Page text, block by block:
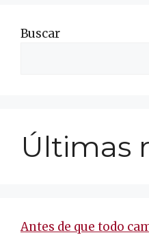
Buscar
Últimas
Antes de que todo